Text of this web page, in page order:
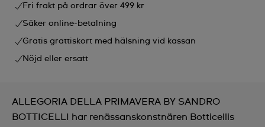
Fri frakt på ordrar över 499 kr
Säker online-betalning
Gratis grattiskort med hälsning vid kassan
Nöjd eller ersatt
ALLEGORIA DELLA PRIMAVERA BY SANDRO
BOTTICELLI har renässanskonstnären Botticellis